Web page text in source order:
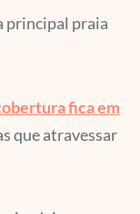
principal praia
fica em
que atravessar